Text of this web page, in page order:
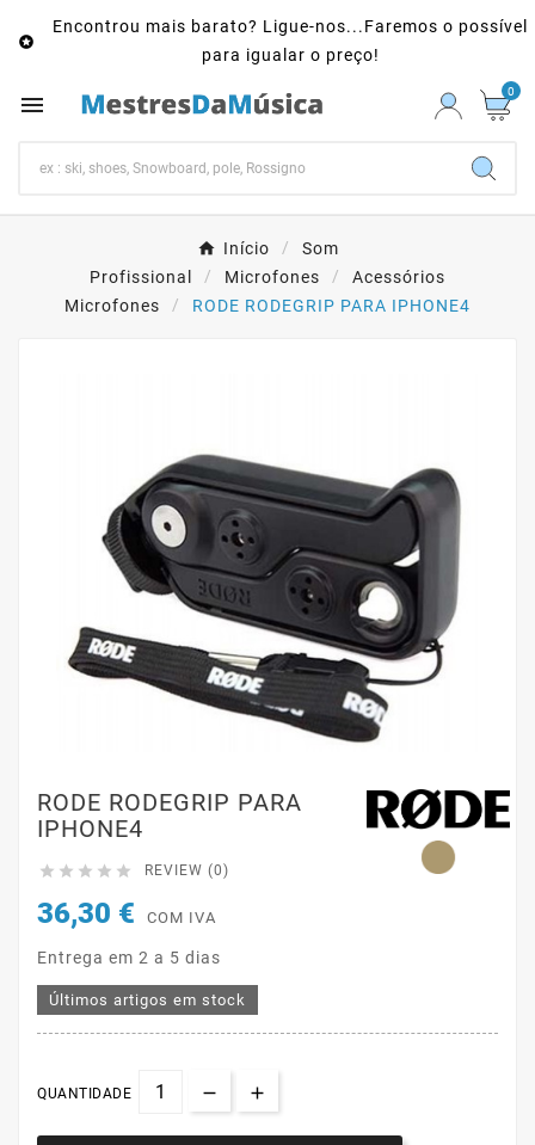

Encontrou mais barato? Ligue-nos...Faremos o possível
para igualar o preço!
 0
Início
Som
Profissional
Microfones
Acessórios
Microfones
RODE RODEGRIP PARA IPHONE4
RODE RODEGRIP PARA
IPHONE4
     REVIEW (0)
36,30 € COM IVA
Entrega em 2 a 5 dias
Últimos artigos em stock
QUANTIDADE